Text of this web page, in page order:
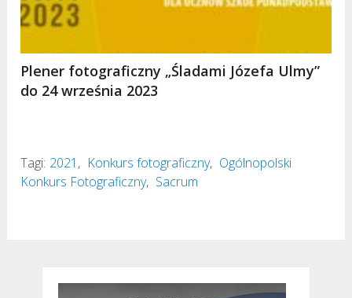
Plener fotograficzny „Śladami Józefa Ulmy”
do 24 września 2023
Tagi: 2021 , Konkurs fotograficzny, Ogólnopolski
Konkurs Fotograficzny, Sacrum